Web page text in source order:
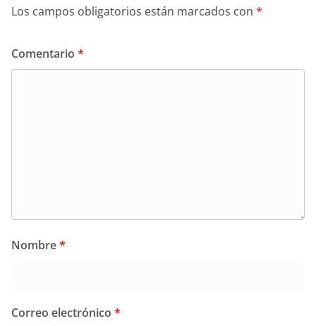
Los campos obligatorios están marcados con *
Comentario *
Nombre*
Correo electrónico *